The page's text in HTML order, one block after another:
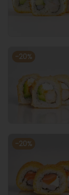
-20%
-20%